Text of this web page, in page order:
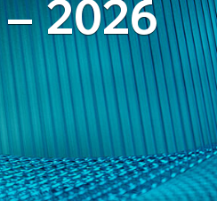
2026